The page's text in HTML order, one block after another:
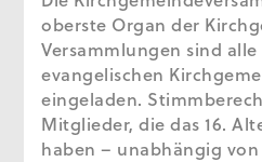
oberste Organ der
Versammlungen sind
evangelischen
eingeladen.
Mitglieder, die das 16.
haben – unabhängig